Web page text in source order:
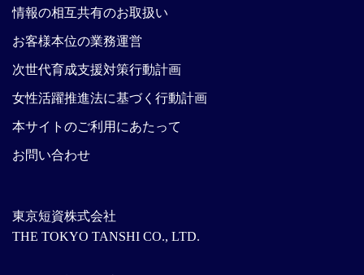
東京短資株式会社
THE TOKYO TANSHI CO., LTD.
情報の相互共有のお取扱い
お客様本位の業務運営
次世代育成支援対策行動計画
女性活躍推進法に基づく行動計画
本サイトのご利用にあたって
お問い合わせ